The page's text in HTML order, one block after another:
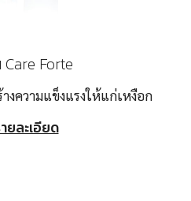
Forte
ความแข็งแรงให้แก่เหงือก
ยละเอียด